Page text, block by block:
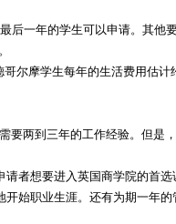
后一年的学生可以申请。其他
尔摩学生每年的生活费用估计
要两到三年的工作经验。但是
者想要进入英国商学院的首选
始职业生涯。还有为期一年